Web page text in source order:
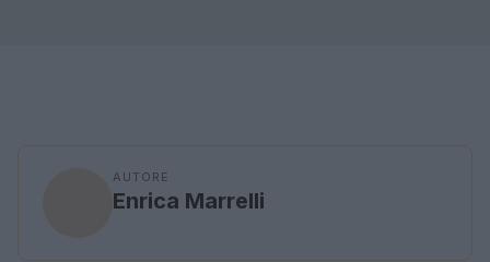
AUTORE
Enrica Marrelli